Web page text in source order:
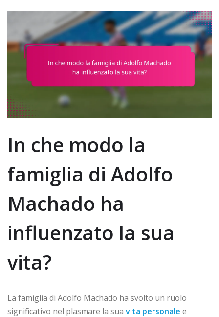
In che modo la
famiglia di Adolfo
Machado ha
influenzato la sua
vita?
La famiglia di Adolfo Machado ha svolto un ruolo
significativo nel plasmare la sua vita personale e